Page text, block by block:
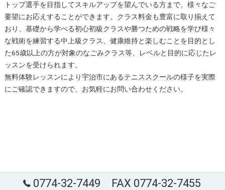
トップ選手を目指してスキルアップを望んでいる方まで、様々なご
要望にお応えすることができます。クラス料金も豊富に取り揃えて
おり、基礎から学べる初心初級クラスや勝つための戦略を学び様々
な戦術を練習する中上級クラス、健康維持と楽しむことを目的とし
た65歳以上の方が対象のなごみクラス等、レベルと目的に応じたレ
ッスンを受けられます。
無料体験レッスンにより宇治市にあるテニススクールの様子を実際
にご確認できますので、お気軽にお問い合わせください。
0774-32-7449 FAX 0774-32-7455